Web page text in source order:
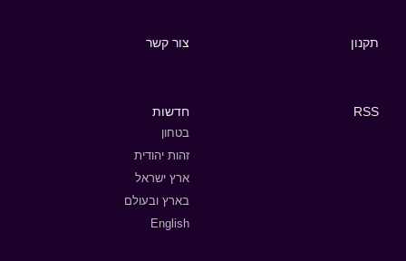
תקנון צור קשר
RSS חדשות
בטחון
זהות יהודית
ארץ ישראל
בארץ ובעולם
English